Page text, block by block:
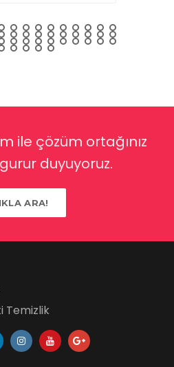
ile çözüm ortağınız
duyuyoruz.
ARA!
Temizlik